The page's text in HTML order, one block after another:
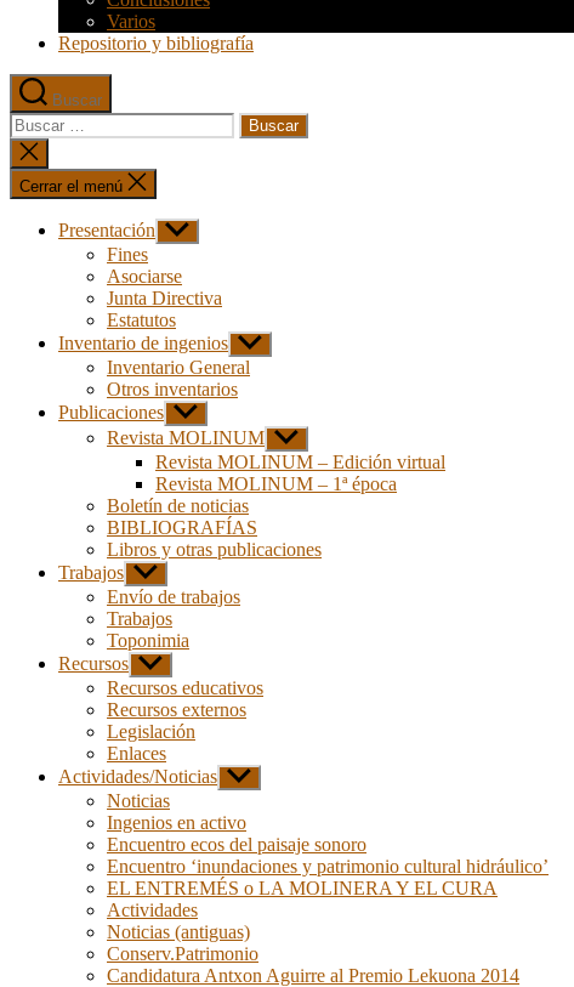
Varios
Repositorio y bibliografía
Buscar
Buscar:
Cerrar
la
búsqueda
Cerrar el menú
Presentación Mostrar
el
Fines
Asociarse
Junta Directiva
Estatutos
Inventario de ingenios Mostrar
el
submenú
Inventario General
Otros inventarios
Publicaciones Mostrar
el
submenú
Revista MOLINUM Mostrar
el
submenú
Revista MOLINUM – Edición virtual
Revista MOLINUM – 1ª época
Boletín de noticias
BIBLIOGRAFÍAS
Libros y otras publicaciones
Trabajos Mostrar
el
submenú
Envío de trabajos
Trabajos
Toponimia
Recursos Mostrar
el
submenú
Recursos educativos
Recursos externos
Legislación
Enlaces
Actividades/Noticias Mostrar
el
Noticias
Ingenios en activo
Encuentro ecos del paisaje sonoro
Encuentro ‘inundaciones y patrimonio cultural hidráulico’
EL ENTREMÉS o LA MOLINERA Y EL CURA
Actividades
Noticias (antiguas)
Conserv.Patrimonio
Candidatura Antxon Aguirre al Premio Lekuona 2014